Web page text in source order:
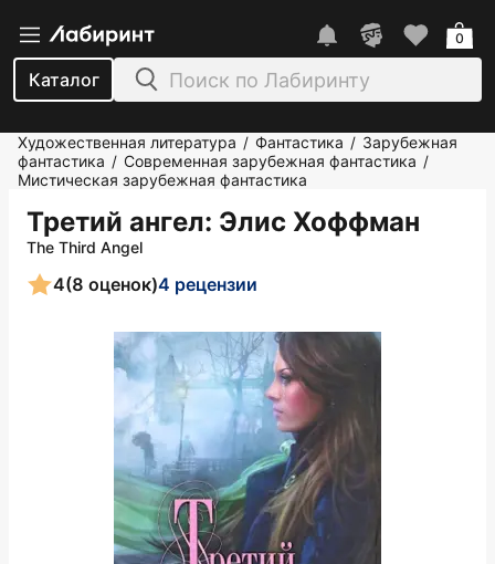
Каталог
0
Художественная литература / Фантастика / Зарубежная
фантастика / Современная зарубежная фантастика /
Мистическая зарубежная фантастика
Третий ангел: Элис Хоффман
The Third Angel
4(8 оценок)4 рецензии